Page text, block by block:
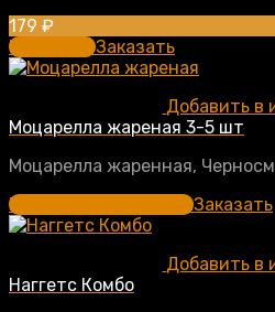
179 ₽
В корзинуЗаказать
Добавить в
Моцарелла жареная 3-5 шт
Моцарелла жаренная,
Выберите параметрыЗаказать
Добавить в
Наггетс Комбо